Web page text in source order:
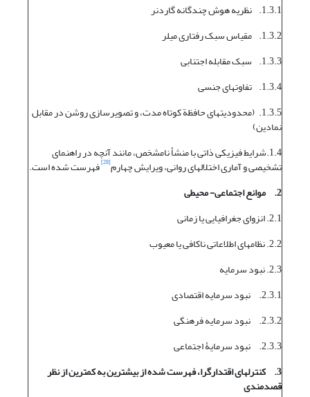
1.3.1. نظریه هوش چندگانه گاردنر
1.3.2. مقیاس سبک رفتاری میلر
1.3.3. سبک مقابله اجتنابی
1.3.4. تفاوتهای جنسی
1.3.5. (محدودیتهای حافظة کوتاه مدت، و تصویرسازی روشن در مقابل
نمادین)
1.4.شرایط فیزیکی ذاتی با منشأ نامشخص، مانند آنچه در راهنمای
تشخیصی و آماری اختلالهای روانی، ویرایش چهارم[28]
فهرست شده است.
2. موانع اجتماعی- محیطی
2.1. انزوای جغرافیایی یا زمانی
2.2. نظامهای اطلاعاتی ناکافی یا معیوب
2.3. نبود سرمایه
2.3.1. نبود سرمایه اقتصادی
2.3.2. نبود سرمایه فرهنگی
2.3.3. نبود سرمایۀ اجتماعی
3. کنترلهای اقتدارگرا، فهرست شده از بیشترین به کمترین از نظر
قصدمندی